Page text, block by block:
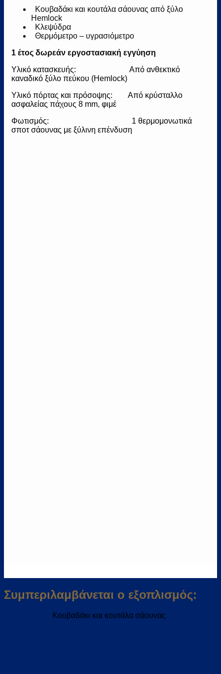
Κουβαδάκι και κουτάλα σάουνας από ξύλο
Hemlock
Κλεψύδρα
Θερμόμετρο – υγρασιόμετρο
1 έτος δωρεάν εργοστασιακή εγγύηση
Υλικό κατασκευής: Από ανθεκτικό
καναδικό ξύλο πεύκου (Hemlock)
Υλικό πόρτας και πρόσοψης: Από κρύσταλλο
ασφαλείας πάχους 8 mm, φιμέ
Φωτισμός: 1 θερμομονωτικά
σποτ σάουνας με ξύλινη επένδυση
Συμπεριλαμβάνεται ο εξοπλισμός:
Κουβαδάκι και κουτάλα σάουνας